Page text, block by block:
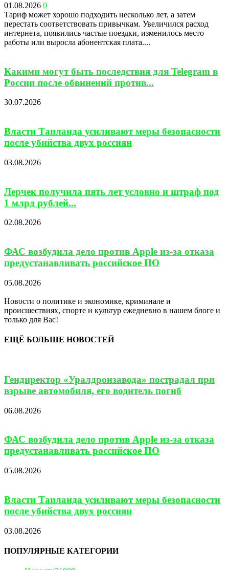
01.08.2026 0
Тариф может хорошо подходить несколько лет, а затем
перестать соответствовать привычкам. Увеличился расход
интернета, появились частые поездки, изменилось место
работы или выросла абонентская плата....
Какими могут быть последствия для Telegram в
России после обвинений против...
30.07.2026
Власти Таиланда усиливают меры безопасности
после убийства двух россиян
03.08.2026
Лерчек получила пять лет условно и штраф под
1 млрд рублей...
02.08.2026
ФАС возбудила дело против Apple из-за отказа
предустанавливать российское ПО
05.08.2026
Новости о политике и экономике, криминале и
происшествиях, спорте и культур ежедневно в нашем блоге и
только для Вас!
ЕЩЁ БОЛЬШЕ НОВОСТЕЙ
Гендиректор «Уралдронзавода» пострадал при
взрыве автомобиля, его водитель погиб
06.08.2026
ФАС возбудила дело против Apple из-за отказа
предустанавливать российское ПО
05.08.2026
Власти Таиланда усиливают меры безопасности
после убийства двух россиян
03.08.2026
ПОПУЛЯРНЫЕ КАТЕГОРИИ